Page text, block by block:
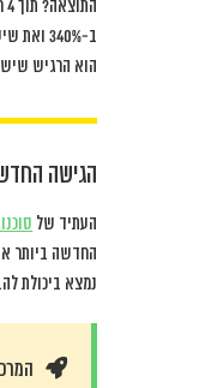
הוא הרגיש
הגישה
העתיד של
החדשה ביותר
נמצא ביכולת